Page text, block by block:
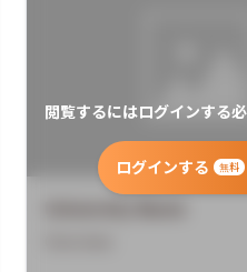
閲覧するにはログインする必
ログインする 無料